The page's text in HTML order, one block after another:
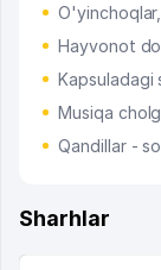
Hayvonot
Kapsuladagi
Musiqa
Qandillar -
Sharhlar